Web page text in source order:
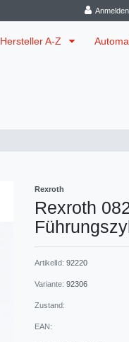
Anmelden
Hersteller A-Z
Rexroth
Rexroth
ArtikelId: 92220
Variante: 92306
Zustand:
EAN: